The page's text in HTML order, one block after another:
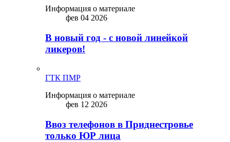
Информация о материале
фев 04 2026
В новый год - с новой линейкой
ликepoв!
ГТК ПМР
Информация о материале
фев 12 2026
Ввоз телефонов в Приднестровье
только ЮР лица